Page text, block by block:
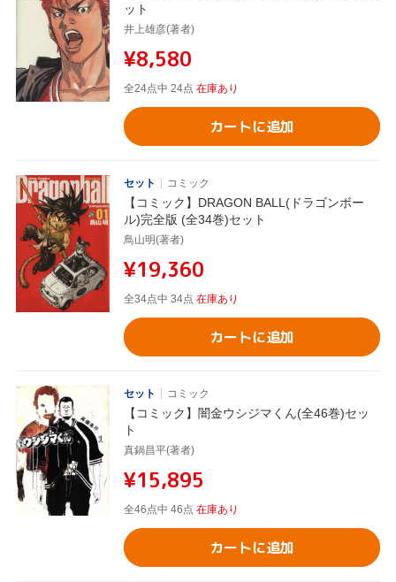
ット
井上雄彦(著者)
¥8,580
全24点中 24点 在庫あり
カートに追加
セット コミック
【コミック】DRAGON BALL(ドラゴンボー
ル)完全版 (全34巻)セット
鳥山明(著者)
¥19,360
全34点中 34点 在庫あり
カートに追加
セット コミック
【コミック】闇金ウシジマくん(全46巻)セッ
ト
真鍋昌平(著者)
¥15,895
全46点中 46点 在庫あり
カートに追加